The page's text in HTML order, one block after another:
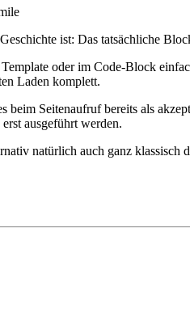
ist: Das tatsächliche
oder im Code-Block
Laden komplett.
Seitenaufruf bereits als
ausgeführt werden.
natürlich auch ganz